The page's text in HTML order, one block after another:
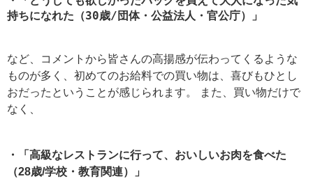
持ちになれた（30歳/団体・公益法人・官公庁）」
など、コメントから皆さんの高揚感が伝わってくるような
ものが多く、初めてのお給料での買い物は、喜びもひとし
おだったということが感じられます。 また、買い物だけで
なく、
・「高級なレストランに行って、おいしいお肉を食べた
（28歳/学校・教育関連）」